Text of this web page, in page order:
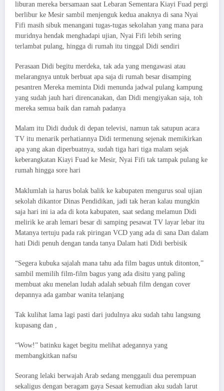
liburan mereka bersamaan saat Lebaran Sementara Kiayi Fuad pergi
berlibur ke Mesir sambil menjenguk kedua anaknya di sana Nyai
Fifi masih sibuk menangani tugas-tugas sekolahan yang mana para
muridnya hendak menghadapi ujian, Nyai Fifi lebih sering
terlambat pulang, hingga di rumah itu tinggal Didi sendiri
Perasaan Didi begitu merdeka, tak ada yang mengawasi atau
melarangnya untuk berbuat apa saja di rumah besar disamping
pesantren Mereka meminta Didi menunda jadwal pulang kampung
yang sudah jauh hari direncanakan, dan Didi mengiyakan saja, toh
mereka semua baik dan ramah padanya
Malam itu Didi duduk di depan televisi, namun tak satupun acara
TV itu menarik perhatiannya Didi termenung sejenak memikirkan
apa yang akan diperbuatnya, sudah tiga hari tiga malam sejak
keberangkatan Kiayi Fuad ke Mesir, Nyai Fifi tak tampak pulang ke
rumah hingga sore hari
Maklumlah ia harus bolak balik ke kabupaten mengurus soal ujian
sekolah dikantor Dinas Pendidikan, jadi tak heran kalau mungkin
saja hari ini ia ada di kota kabupaten, saat sedang melamun Didi
melirik ke arah lemari besar di samping pesawat TV layar lebar itu
Matanya tertuju pada rak piringan VCD yang ada di sana Dan dalam
hati Didi penuh dengan tanda tanya Dalam hati Didi berbisik
“Segera kubuka sajalah mana tahu ada film bagus untuk ditonton,”
sambil memilih film-film bagus yang ada disitu yang paling
membuat aku menelan ludah adalah sebuah film dengan cover
depannya ada gambar wanita telanjang
Tak kulihat lama lagi pasti dari judulnya aku sudah tahu langsung
kupasang dan ,
“Wow!” batinku kaget begitu melihat adegannya yang
membangkitkan nafsu
Seorang lelaki berwajah Arab sedang menggauli dua perempuan
sekaligus dengan beragam gaya Sesaat kemudian aku sudah larut